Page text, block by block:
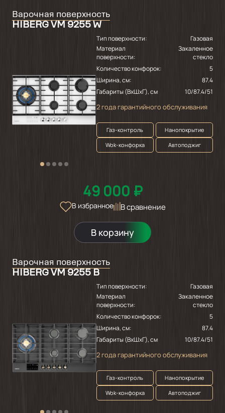
Варочная поверхность
HIBERG VM 9255 W
Тип поверхности:
Газовая
Материал
поверхности:
Закаленное
стекло
Количество конфорок:
5
Ширина, см:
87.4
Габариты (ВхШхГ), см
10/87.4/51
2 года гарантийного обслуживания
Газ-контроль
Нанопокрытие
Wok-конфорка
Автоподжиг
49 000 ₽
В избранное В сравнение
В корзину
Варочная поверхность
HIBERG VM 9255 B
Тип поверхности:
Газовая
Материал
поверхности:
Закаленное
стекло
Количество конфорок:
5
Ширина, см:
87.4
Габариты (ВхШхГ), см
10/87.4/51
2 года гарантийного обслуживания
Газ-контроль
Нанопокрытие
Wok-конфорка
Автоподжиг